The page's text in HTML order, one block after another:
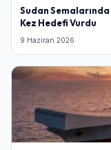
Sudan
Kez Hedefi Vurdu
9 Haziran 2026